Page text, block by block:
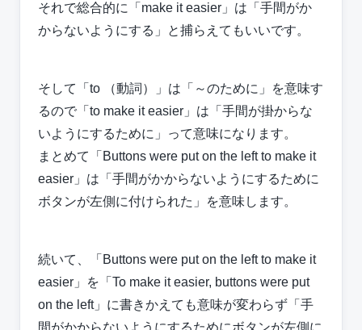
それで総合的に「make it easier」は「手間がか
からないようにする」と捕らえてもいいです。
そして「to （動詞）」は「～のために」を意味す
るので「to make it easier」は「手間が掛からな
いようにするために」って意味になります。
まとめて「Buttons were put on the left to make it
easier」は「手間がかからないようにするために
ボタンが左側に付けられた」を意味します。
続いて、「Buttons were put on the left to make it
easier」を「To make it easier, buttons were put
on the left」に書きかえても意味が変わらず「手
間がかからないようにするためにボタンが左側に